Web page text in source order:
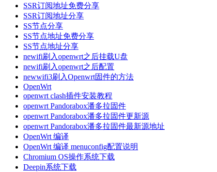
SSR订阅地址免费分享
SSR订阅地址分享
SS节点分享
SS节点地址免费分享
SS节点地址分享
newifi刷入openwrt之后挂载U盘
newifi刷入openwrt之后配置
newwifi3刷入Openwrt固件的方法
OpenWrt
openwrt clash插件安装教程
openwrt Pandorabox潘多拉固件
openwrt Pandorabox潘多拉固件更新源
openwrt Pandorabox潘多拉固件最新源地址
OpenWrt 编译
OpenWrt 编译 menuconfig配置说明
Chromium OS操作系统下载
Deepin系统下载